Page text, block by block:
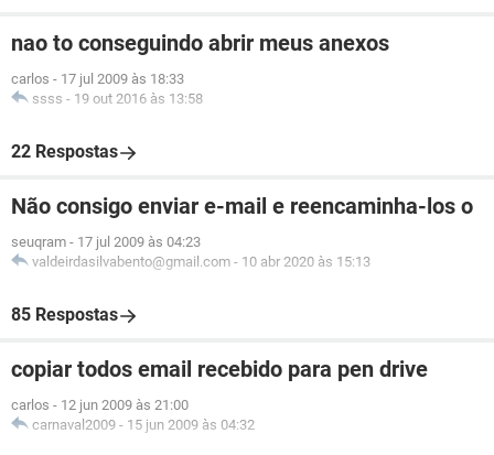
nao to conseguindo abrir meus anexos
carlos - 17 jul 2009 às 18:33
ssss - 19 out 2016 às 13:58
22 Respostas
Não consigo enviar e-mail e reencaminha-los o
seuqram - 17 jul 2009 às 04:23
valdeirdasilvabento@gmail.com - 10 abr 2020 às 15:13
85 Respostas
copiar todos email recebido para pen drive
carlos - 12 jun 2009 às 21:00
carnaval2009 - 15 jun 2009 às 04:32